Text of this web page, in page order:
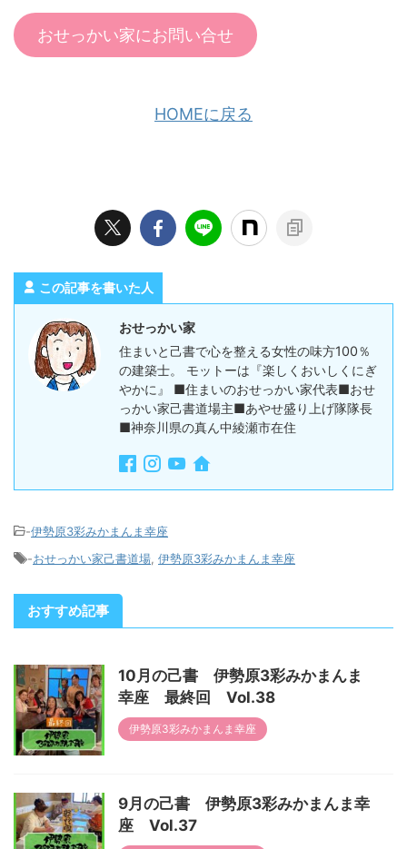
おせっかい家にお問い合せ
HOMEに戻る
この記事を書いた人
おせっかい家
住まいと己書で心を整える女性の味方100％
の建築士。 モットーは『楽しくおいしくにぎ
やかに』 ■住まいのおせっかい家代表■おせ
っかい家己書道場主■あやせ盛り上げ隊隊長
■神奈川県の真ん中綾瀬市在住
-伊勢原3彩みかまんま幸座
-おせっかい家己書道場, 伊勢原3彩みかまんま幸座
おすすめ記事
10月の己書 伊勢原3彩みかまんま
幸座 最終回 Vol.38
伊勢原3彩みかまんま幸座
9月の己書 伊勢原3彩みかまんま幸
座 Vol.37